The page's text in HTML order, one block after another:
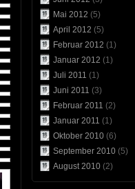
Mai 2012 (5)
April 2012 (5)
Februar 2012 (1)
Januar 2012 (1)
Juli 2011 (1)
Juni 2011 (3)
Februar 2011 (2)
Januar 2011 (1)
Oktober 2010 (6)
September 2010 (5)
August 2010 (2)